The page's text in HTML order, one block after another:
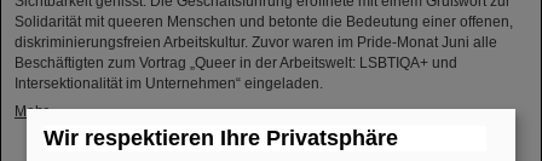
Solidarität mit queeren Menschen und betonte die Bedeutung einer offenen,
diskriminierungsfreien Arbeitskultur. Zuvor waren im Pride-Monat Juni alle
Beschäftigten zum Vortrag „Queer in der Arbeitswelt: LSBTIQA+ und
Intersektionalität im Unternehmen“ eingeladen.
Mehr »
Wir respektieren Ihre Privatsphäre